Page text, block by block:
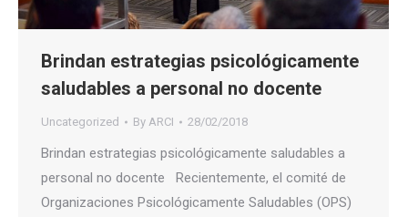
Brindan estrategias psicológicamente
saludables a personal no docente
Uncategorized By ARCI 28/02/2018
Brindan estrategias psicológicamente saludables a
personal no docente Recientemente, el comité de
Organizaciones Psicológicamente Saludables (OPS)